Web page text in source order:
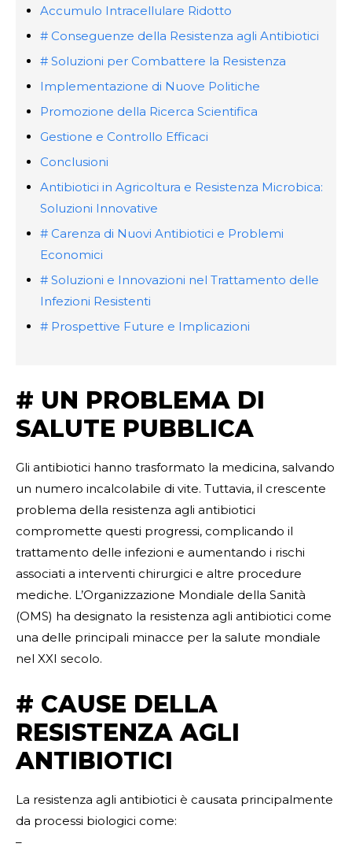
Accumulo Intracellulare Ridotto
# Conseguenze della Resistenza agli Antibiotici
# Soluzioni per Combattere la Resistenza
Implementazione di Nuove Politiche
Promozione della Ricerca Scientifica
Gestione e Controllo Efficaci
Conclusioni
Antibiotici in Agricoltura e Resistenza Microbica:
Soluzioni Innovative
# Carenza di Nuovi Antibiotici e Problemi
Economici
# Soluzioni e Innovazioni nel Trattamento delle
Infezioni Resistenti
# Prospettive Future e Implicazioni
# UN PROBLEMA DI
SALUTE PUBBLICA
Gli antibiotici hanno trasformato la medicina, salvando
un numero incalcolabile di vite. Tuttavia, il crescente
problema della resistenza agli antibiotici
compromette questi progressi, complicando il
trattamento delle infezioni e aumentando i rischi
associati a interventi chirurgici e altre procedure
mediche. L’Organizzazione Mondiale della Sanità
(OMS) ha designato la resistenza agli antibiotici come
una delle principali minacce per la salute mondiale
nel XXI secolo.
# CAUSE DELLA
RESISTENZA AGLI
ANTIBIOTICI
La resistenza agli antibiotici è causata principalmente
da processi biologici come:
–